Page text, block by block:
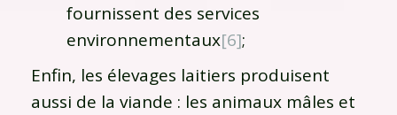
fournissent des services
environnementaux[6];
Enfin, les élevages laitiers produisent
aussi de la viande : les animaux mâles et